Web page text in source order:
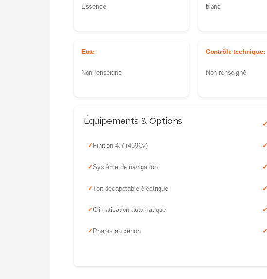
Essence blanc
Etat:
Non renseigné
Contrôle technique:
Non renseigné
Équipements & Options
Finition 4.7 (439Cv)
Système de navigation
Toit décapotable électrique
Climatisation automatique
Phares au xénon